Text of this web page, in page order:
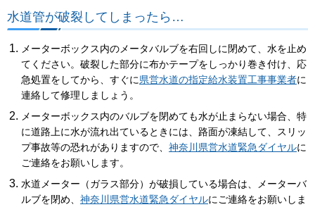
水道管が破裂してしまったら…
メーターボックス内のメータバルブを右回しに閉めて、水を止め
てください。破裂した部分に布かテープをしっかり巻き付け、応
急処置をしてから、すぐに県営水道の指定給水装置工事事業者に
連絡して修理しましょう。
メーターボックス内のバルブを閉めても水が止まらない場合、特
に道路上に水が流れ出ているときには、路面が凍結して、スリッ
プ事故等の恐れがありますので、 神奈川県営水道緊急ダイヤルに
ご連絡をお願いします。
水道メーター（ガラス部分）が破損している場合は、メーターバ
ルブを閉め、 神奈川県営水道緊急ダイヤルにご連絡をお願いしま